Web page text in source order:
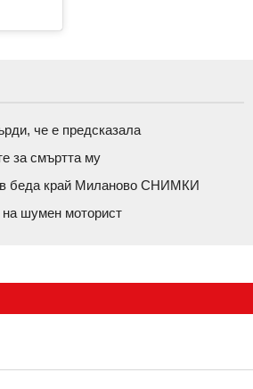
че е предсказала
за смъртта му
в беда край Миланово СНИМКИ
на шумен моторист